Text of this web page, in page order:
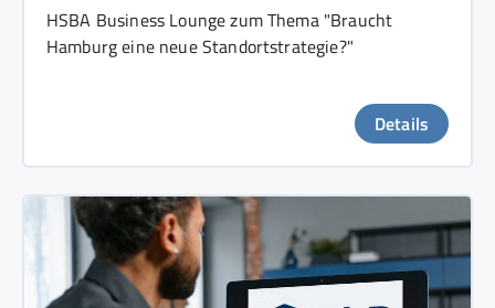
HSBA Business Lounge zum Thema "Braucht
Hamburg eine neue Standortstrategie?"
Details